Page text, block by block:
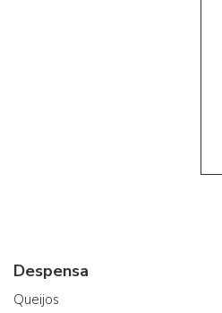
Despensa
Queijos